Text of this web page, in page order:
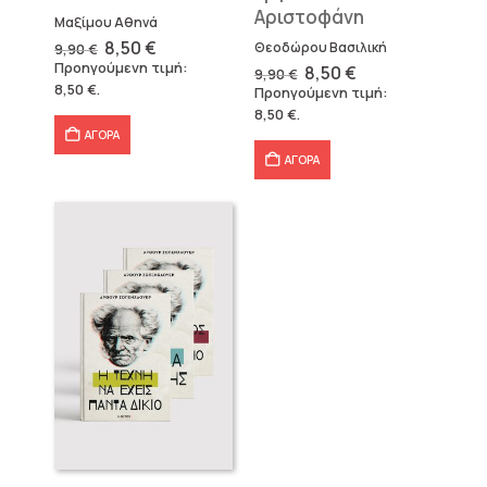
Μαξίμου Αθηνά
9,90€ Original
price
was:
8,50€Η
τρέχουσα
τιμή
Προηγούμενη τιμή:
8,50€.
ΑΓΟΡΑ
Αριστοφάνη
Θεοδώρου Βασιλική
9,90€ Original
price
was:
8,50€Η
τρέχουσα
τιμή
Προηγούμενη τιμή:
8,50€.
ΑΓΟΡΑ